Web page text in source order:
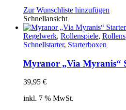
Zur Wunschliste hinzufügen
Schnellansicht
Regelwerk, Rollenspiele,
Schnellstarter, Starterboxen
Myranor „Via Myranis“
39,95 €
inkl. 7 % MwSt.